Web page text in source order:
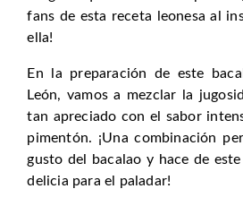
fans de esta receta leonesa al
ella!
En la preparación de este
León, vamos a mezclar la
tan apreciado con el sabor
pimentón. ¡Una combinación
gusto del bacalao y hace de
delicia para el paladar!